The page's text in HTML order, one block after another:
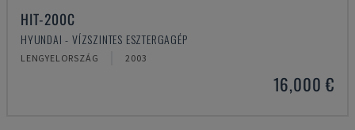
HIT-200C
HYUNDAI - VÍZSZINTES ESZTERGAGÉP
LENGYELORSZÁG 2003
16,000 €